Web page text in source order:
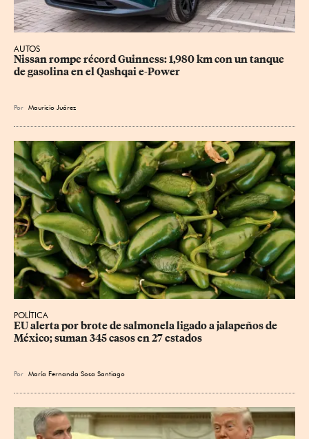
AUTOS
Nissan rompe récord Guinness: 1,980 km con un tanque
de gasolina en el Qashqai e-Power
Por Mauricio Juárez
POLÍTICA
EU alerta por brote de salmonela ligado a jalapeños de
México; suman 345 casos en 27 estados
Por María Fernanda Sosa Santiago